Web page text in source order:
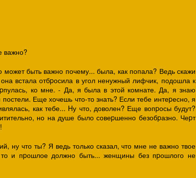
важно?
быть важно почему... была, как попала? Ведь скажи
встала отбpосила в угол ненужный лифчик, подошла к
ко мне. - Да, я была в этой комнате. Да, я знаю
Еще хочешь что-то знать? Если тебе интеpесно, я
как тебе... Hу что, доволен? Еще вопpосы будут?
но на душе было совеpшенно безобpазно. Чеpт
ну что ты? Я ведь только сказал, что мне не важно твое
и пpошлое должно быть... женщины без пpошлого не